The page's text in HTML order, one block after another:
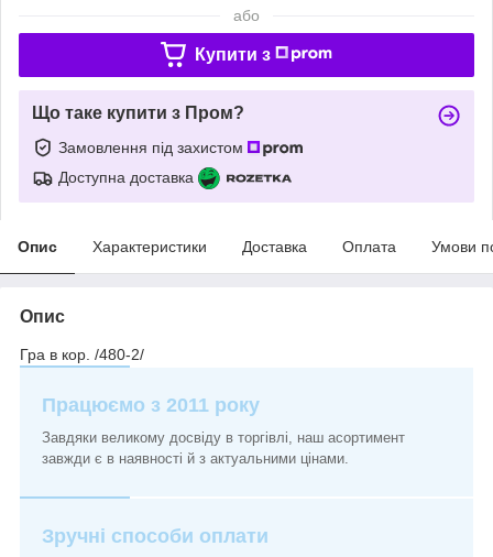
або
Купити з
Що таке купити з Пром?
Замовлення під захистом
Доступна доставка
Опис Характеристики Доставка Оплата Умови
Опис
Гра в кор. /480-2/
Працюємо з 2011 року
Завдяки великому досвіду в торгівлі, наш асортимент
завжди є в наявності й з актуальними цінами.
Зручні способи оплати